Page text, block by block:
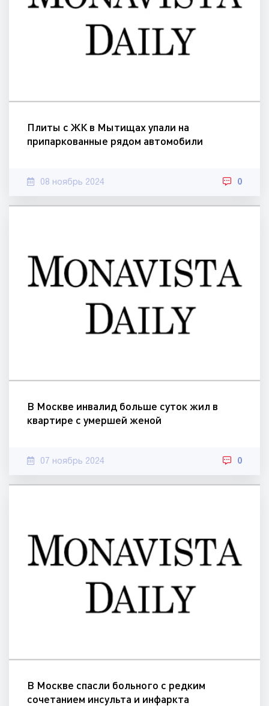
Плиты с ЖК в Мытищах упали на
припаркованные рядом автомобили
08 ноябрь 2024 0
В Москве инвалид больше суток жил в
квартире с умершей женой
07 ноябрь 2024 0
В Москве спасли больного с редким
сочетанием инсульта и инфаркта